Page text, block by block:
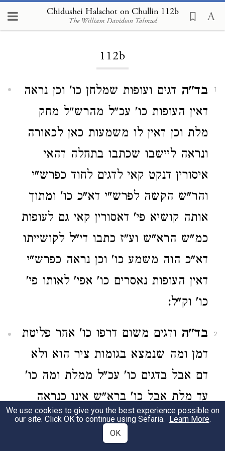
Chidushei Halachot on Chullin 112b
The William Davidson Talmud
Loading...
112b
1 בד"ה דגים ועופות שמלחן כו' וכן נראה
דאין העופות כו' עכ"ל מהרש"ל מחק
מלת וכן דאין לו משמעות כאן לכאורה
ונראה ליישבו שכתבו בתחלה דהאי
איסורין דנקט קאי לדגים לחוד כפרש"י
והר"ש הקשה לפרש"י דא"כ כו' ומתוך
אותה קושיא פי' דאסורין קאי גם לעופות
כמ"ש הרא"ש וע"ז כתבו די"ל לקושייתו
דא"כ הוה משמע כו' וכן נראה כפרש"י
דאין העופות נאסרים כו' אפי' לאותו פי'
כו' וק"ל:
2 בד"ה ודגים משום דרפו כו' אחר פליטת
דמן ומה שנמצא בגומות ציר הוא ולא
דם אבל בדגים כו' עכ"ל ממלת ומה כו'
עד מלת אבל כו' ברא"ש אינו כנראה
מדבריהם דלא באו כאן ליישב אלא עיקר
קושייתם דאין לאסור התחתונה שנמלחה
We use cookies to give you the best experience possible on
our site. Click OK to continue using Sefaria. Learn More.
OK